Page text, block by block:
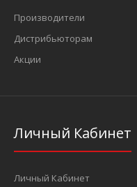
Производители
Дистрибьюторам
Акции
Личный Кабинет
Личный Кабинет